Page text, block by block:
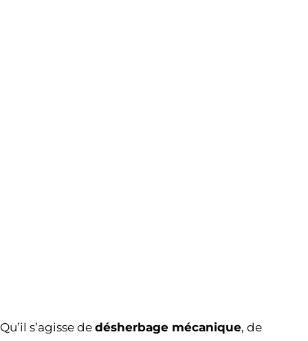
Qu’il s’agisse de désherbage mécanique, de